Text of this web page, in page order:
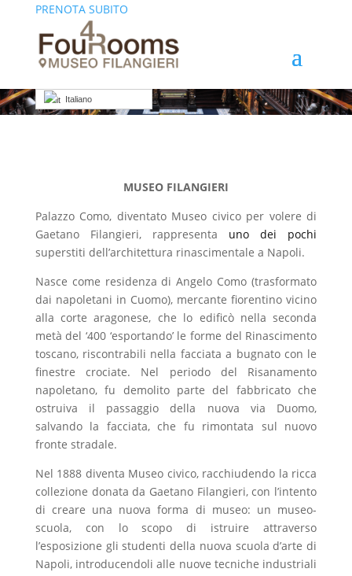
Italiano
PRENOTA SUBITO
Museo Filangieri
MUSEO FILANGIERI
Palazzo Como, diventato Museo civico per volere di
Gaetano Filangieri, rappresenta uno dei pochi
superstiti dell’architettura rinascimentale a Napoli.
Nasce come residenza di Angelo Como (trasformato
dai napoletani in Cuomo), mercante fiorentino vicino
alla corte aragonese, che lo edificò nella seconda
metà del ‘400 ‘esportando’ le forme del Rinascimento
toscano, riscontrabili nella facciata a bugnato con le
finestre crociate. Nel periodo del Risanamento
napoletano, fu demolito parte del fabbricato che
ostruiva il passaggio della nuova via Duomo,
salvando la facciata, che fu rimontata sul nuovo
fronte stradale.
Nel 1888 diventa Museo civico, racchiudendo la ricca
collezione donata da Gaetano Filangieri, con l’intento
di creare una nuova forma di museo: un museo-
scuola, con lo scopo di istruire attraverso
l’esposizione gli studenti della nuova scuola d’arte di
Napoli, introducendoli alle nuove tecniche industriali